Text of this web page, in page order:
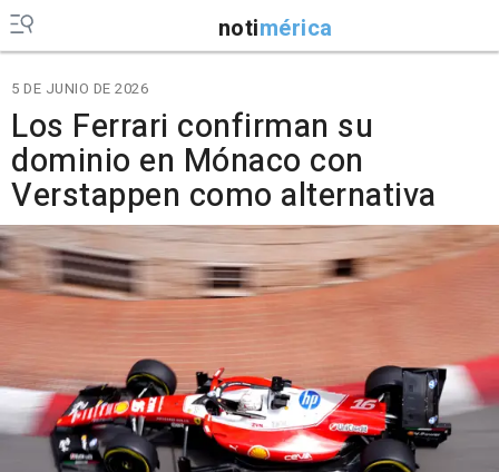
notimérica
5 DE JUNIO DE 2026
Los Ferrari confirman su
dominio en Mónaco con
Verstappen como alternativa